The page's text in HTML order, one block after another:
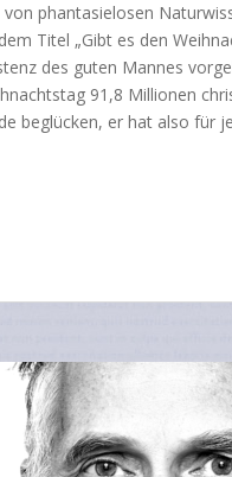
phantasielosen
Titel „Gibt es den
des guten Mannes
91,8 Millionen
beglücken, er hat also für